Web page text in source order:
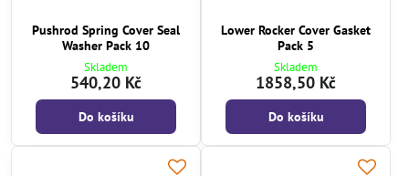
Pushrod Spring Cover Seal
Washer Pack 10
Skladem
540,20 Kč
Do košíku
Lower Rocker Cover Gasket
Pack 5
Skladem
1858,50 Kč
Do košíku